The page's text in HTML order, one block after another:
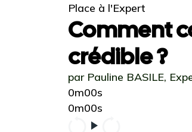
Place à l'Expert
Comment
crédible ?
par Pauline BASILE,
0m00s
0m00s